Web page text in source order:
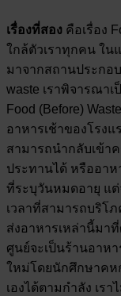
เรื่องที่สอง คือเรื่อง
ใกล้ตัวเราทุกคน ใ
มาจากสถานประกอ
waste เราพิจารณา
Food (Before)
อาหารเช้าของโรง
สามารถนำกลับเข้า
ประทานได้ หรืออาห
ที่ระบุวันหมดอายุ แต่
เวลาที่สามารถบริโภ
ส่งอาหารเหล่านี้มา
ศูนย์จะเป็นร้านอาห
ใหม่โดยนักศึกษาคห
เองได้ตามกำลัง เร